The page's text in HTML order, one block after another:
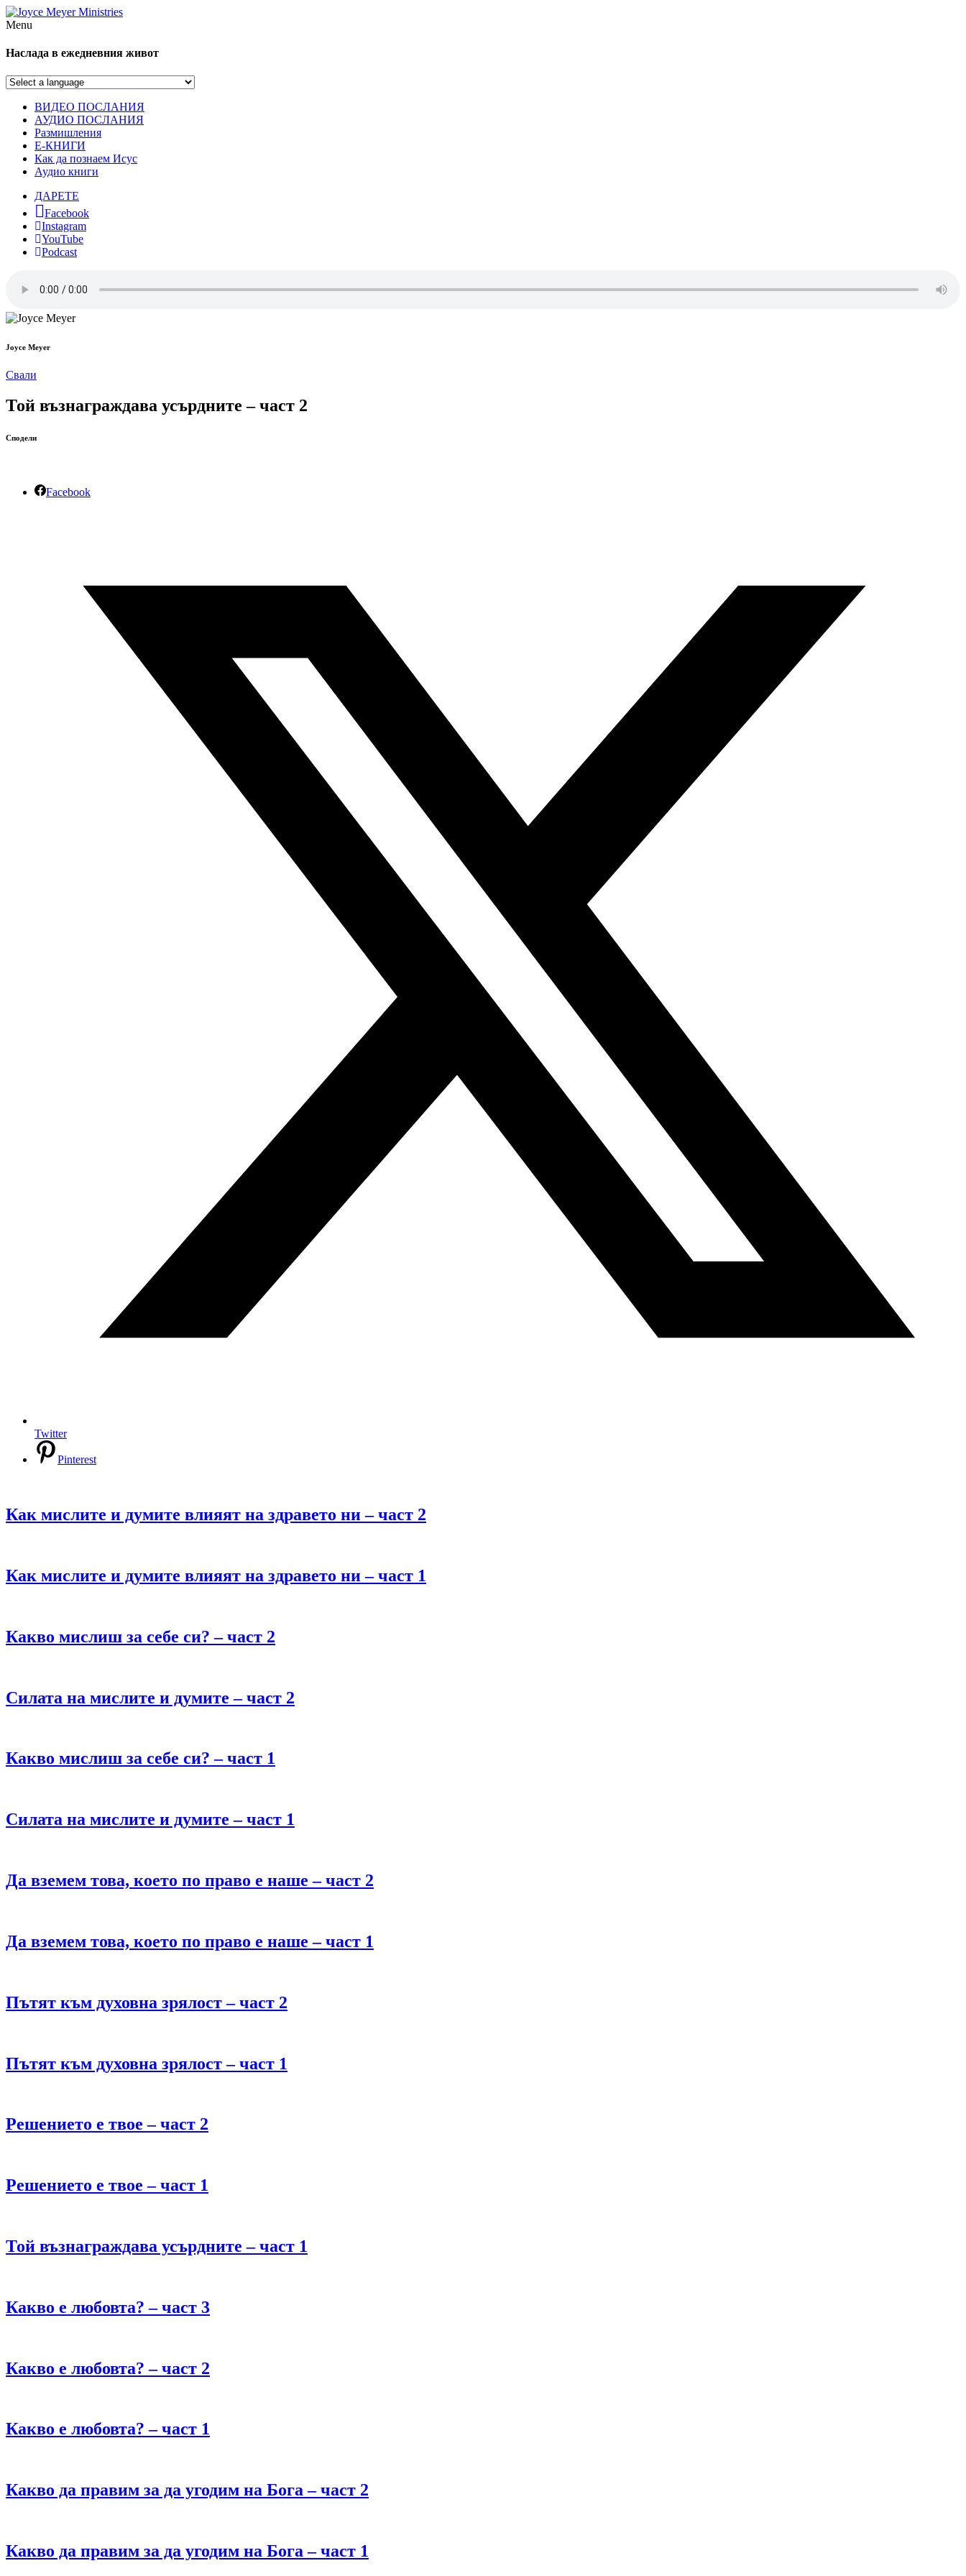
Menu
Наслада в ежедневния живот
ВИДЕО ПОСЛАНИЯ
АУДИО ПОСЛАНИЯ
Размишления
Е-КНИГИ
Как да познаем Исус
Аудио книги
ДАРЕТЕ
Facebook
Instagram
YouTube
Podcast
Joyce Meyer
Свали
Той възнаграждава усърдните – част 2
Сподели
Facebook
Twitter
Pinterest
Как мислите и думите влияят на здравето ни – част 2
Как мислите и думите влияят на здравето ни – част 1
Какво мислиш за себе си? – част 2
Силата на мислите и думите – част 2
Какво мислиш за себе си? – част 1
Силата на мислите и думите – част 1
Да вземем това, което по право е наше – част 2
Да вземем това, което по право е наше – част 1
Пътят към духовна зрялост – част 2
Пътят към духовна зрялост – част 1
Решението е твое – част 2
Решението е твое – част 1
Той възнаграждава усърдните – част 1
Какво е любовта? – част 3
Какво е любовта? – част 2
Какво е любовта? – част 1
Какво да правим за да угодим на Бога – част 2
Какво да правим за да угодим на Бога – част 1